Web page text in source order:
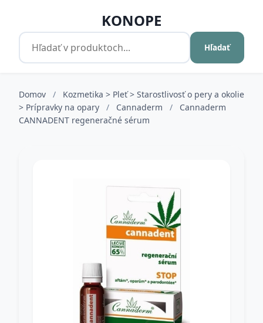
KONOPE
Hľadať
Domov /
Kozmetika > Pleť > Starostlivosť o pery a okolie
> Prípravky na opary
/ Cannaderm /
Cannaderm
CANNADENT regeneračné sérum